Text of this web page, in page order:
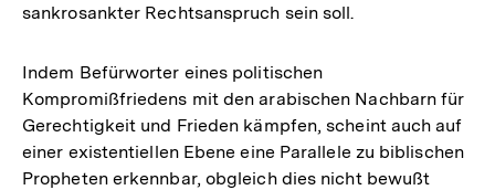
sankrosankter Rechtsanspruch sein soll.
Indem Befürworter eines politischen
Kompromißfriedens mit den arabischen Nachbarn für
Gerechtigkeit und Frieden kämpfen, scheint auch auf
einer existentiellen Ebene eine Parallele zu biblischen
Propheten erkennbar, obgleich dies nicht bewußt